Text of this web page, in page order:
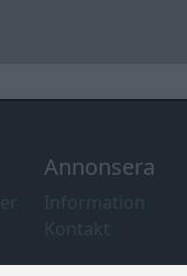
Annonsera